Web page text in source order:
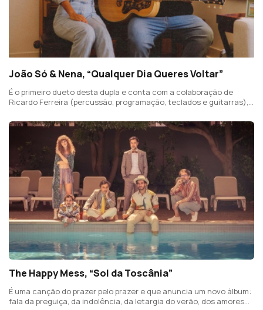
João Só & Nena, “Qualquer Dia Queres Voltar”
É o primeiro dueto desta dupla e conta com a colaboração de
Ricardo Ferreira (percussão, programação, teclados e guitarras),
The Happy Mess, “Sol da Toscânia”
É uma canção do prazer pelo prazer e que anuncia um novo álbum:
fala da preguiça, da indolência, da letargia do verão, dos amores